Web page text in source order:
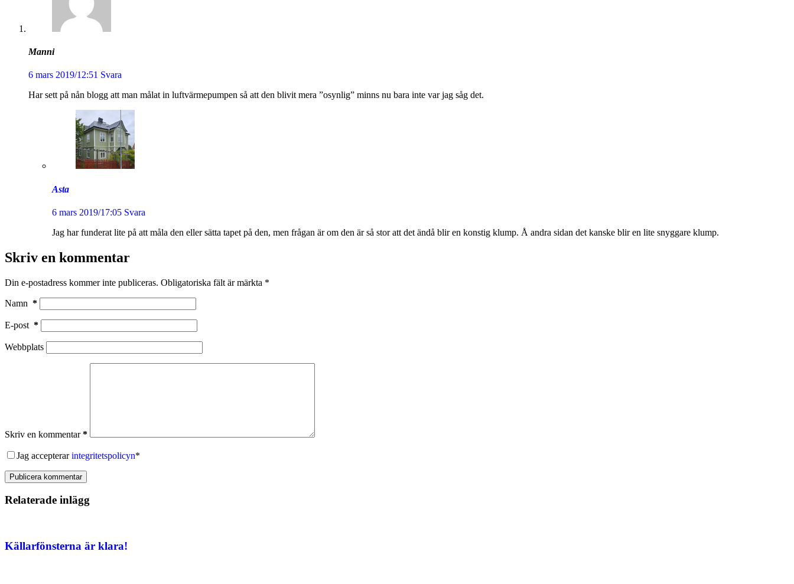
Manni
6 mars 2019/12:51 Svara
Har sett på nån blogg att man målat in luftvärmepumpen så att den blivit mera ”osynlig” minns nu bara inte var jag såg det.
Asta
6 mars 2019/17:05 Svara
Jag har funderat lite på att måla den eller sätta tapet på den, men frågan är om den är så stor att det ändå blir en konstig klump. Å andra sidan det kanske blir en lite snyggare klump.
Skriv en kommentar
Din e-postadress kommer inte publiceras. Obligatoriska fält är märkta *
Namn *
E-post *
Webbplats
Skriv en kommentar*
Jag accepterarintegritetspolicyn*
Publicera kommentar
Relaterade inlägg
Källarfönsterna är klara!